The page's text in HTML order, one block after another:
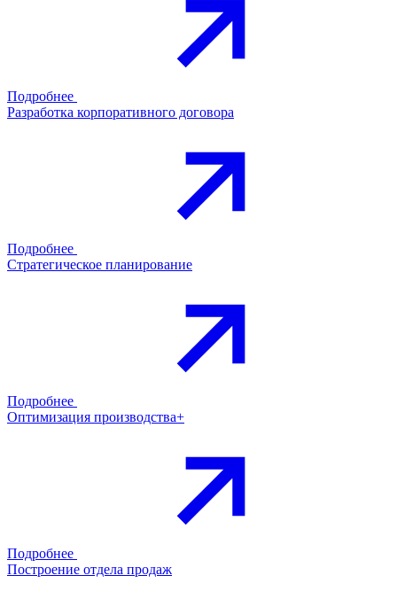
Подробнее
Разработка корпоративного договора
Подробнее
Стратегическое планирование
Подробнее
Оптимизация производства+
Подробнее
Построение отдела продаж